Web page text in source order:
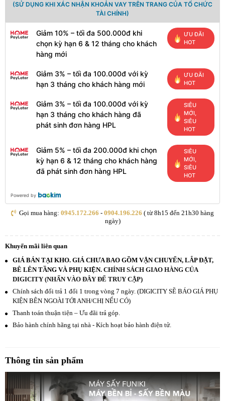
(SỬ DỤNG KHI XÁC NHẬN KHOẢN VAY TRÊN TRANG CỦA TỔ CHỨC
TÀI CHÍNH)
Giảm 10% – tối đa 500.000đ khi
chọn kỳ hạn 6 & 12 tháng cho khách
hàng mới
ƯU ĐÃI
HOT
Giảm 3% – tối đa 100.000đ với kỳ
hạn 3 tháng cho khách hàng mới
ƯU ĐÃI
HOT
Giảm 3% – tối đa 100.000đ với kỳ
hạn 3 tháng cho khách hàng đã
phát sinh đơn hàng HPL
SIÊU
MỚI,
SIÊU
HOT
Giảm 5% – tối đa 200.000đ khi chọn
kỳ hạn 6 & 12 tháng cho khách hàng
đã phát sinh đơn hàng HPL
SIÊU
MỚI,
SIÊU
HOT
Powered by
Gọi mua hàng: 0945.172.266 - 0904.196.226 ( từ 8h15 đến 21h30 hàng
ngày)
Khuyến mãi liên quan
GIÁ BÁN TẠI KHO. GIÁ CHƯA BAO GỒM VẬN CHUYỂN, LẮP ĐẶT,
BÊ LÊN TẦNG VÀ PHỤ KIỆN. CHÍNH SÁCH GIAO HÀNG CỦA
DIGICITY (NHẤN VÀO ĐÂY ĐỂ TRUY CẬP)
Chính sách đổi trả 1 đổi 1 trong vòng 7 ngày. (DIGICITY SẼ BÁO GIÁ PHỤ
KIỆN BÊN NGOÀI TỚI ANH/CHỊ NẾU CÓ)
Thanh toán thuận tiện – Ưu đãi trả góp.
Bảo hành chính hãng tại nhà - Kích hoạt bảo hành điện tử.
Thông tin sản phẩm